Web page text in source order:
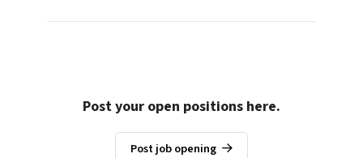
Post your open positions here.
Post job opening